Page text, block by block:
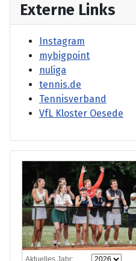
Externe Links
Instagram
mybigpoint
nuliga
tennis.de
Tennisverband
VfL Kloster Oesede